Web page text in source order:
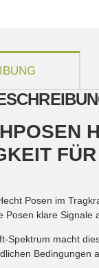
Posen im
Posen klare Signale
Spektrum macht
Bedingungen